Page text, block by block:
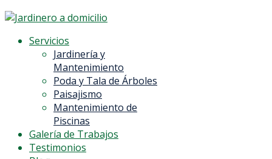
Servicios
Jardinería y
Mantenimiento
Poda y Tala de Árboles
Paisajismo
Mantenimiento de
Piscinas
Galería de Trabajos
Testimonios